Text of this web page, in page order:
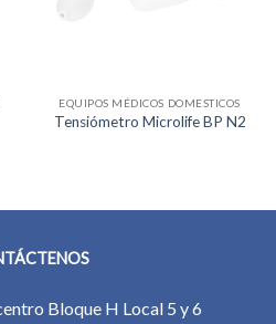
EQUIPOS MÉDICOS DOMESTICOS
Tensiómetro Microlife BP N2
Bloque H Local 5 y 6